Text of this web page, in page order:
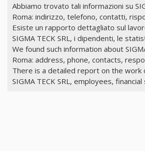
Abbiamo trovato tali informazioni su
Roma: indirizzo, telefono, contatti,
Esiste un rapporto dettagliato sul
SIGMA TECK SRL, i dipendenti, le
We found such information about
Roma: address, phone, contacts,
There is a detailed report on the work
SIGMA TECK SRL, employees,